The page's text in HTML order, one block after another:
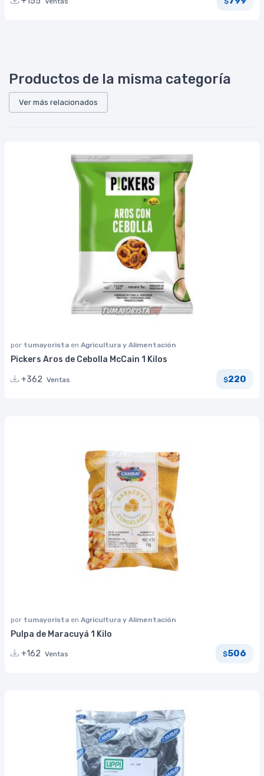
Productos de la misma categoría
Ver más relacionados
por tumayorista en Agricultura y Alimentación
Pickers Aros de Cebolla McCain 1 Kilos
+362 Ventas $220
por tumayorista en Agricultura y Alimentación
Pulpa de Maracuyá 1 Kilo
+162 Ventas $506